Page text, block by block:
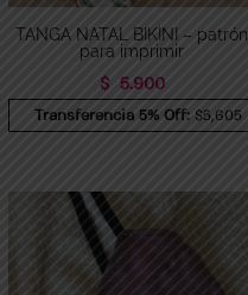
TANGA NATAL BIKINI – patrón
para imprimir
$ 5.900
Transferencia 5% Off: $5,605